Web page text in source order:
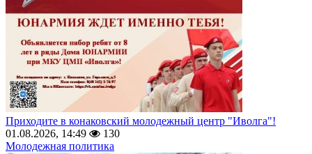
Приходите в конаковский молодежный центр "Иволга"!
01.08.2026, 14:49
130
Молодежная политика